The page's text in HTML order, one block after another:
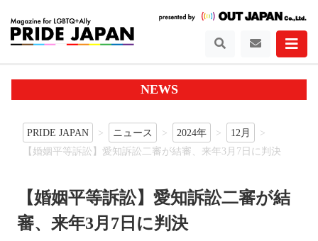
NEWS
PRIDE JAPAN ニュース 2024年
12月
【婚姻平等訴訟】愛知訴訟二審が結審、来年3月7日に判決
【婚姻平等訴訟】愛知訴訟二審が結
審、来年3月7日に判決